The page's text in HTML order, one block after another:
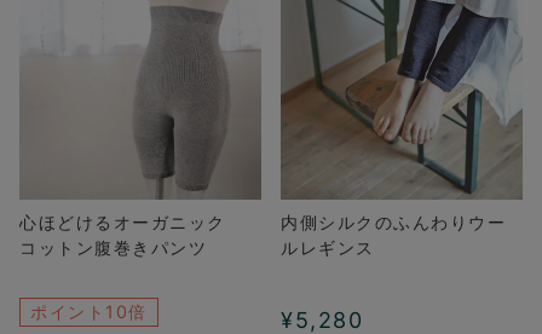
心ほどけるオーガニック
コットン腹巻きパンツ
ポイント10倍
内側シルクのふんわりウー
ルレギンス
¥5,280